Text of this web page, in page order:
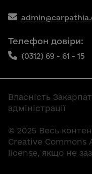
Телефон довіри:
(0312) 69 - 61 - 15
Власність
адміністрації
© 2025 Весь
Creative
license, якщо не